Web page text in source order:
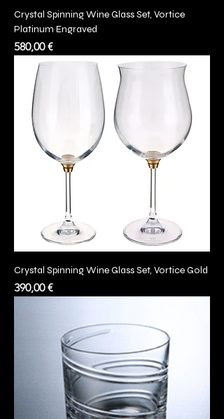
Crystal Spinning Wine Glass Set, Vortice
Platinum Engraved
Prezzo
580,00 €
Crystal Spinning Wine Glass Set, Vortice Gold
Prezzo
390,00 €